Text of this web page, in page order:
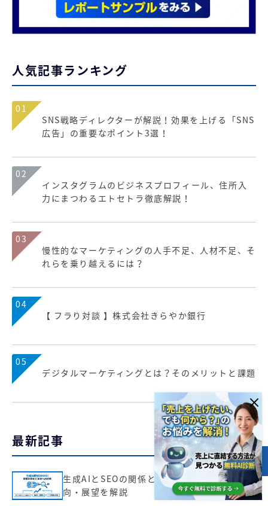
人気記事ランキング
01
SNS戦略ディレクターが解説！効果を上げる「SNS
広告」の重要なポイント3選！
02
インスタグラムのビジネスプロフィール、住所入
力にまつわるエトセトラ徹底解説！
03
慢性的なマーケティングの人手不足、人材不足、そ
れらを乗り越えるには？
04
【 フラり対談 】株式会社きらやか銀行
05
デジタルマーケティングとは？そのメリットと課題
最新記事
生成AIとSEOの関係とは？仕組み・最新動
向・展望を解説
目次